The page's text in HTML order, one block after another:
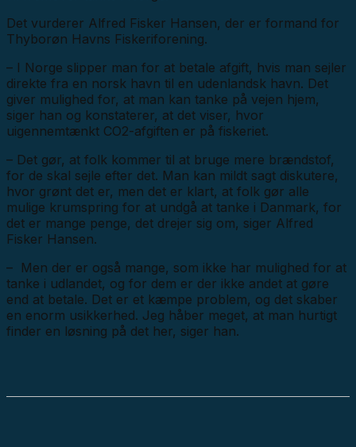
Det vurderer Alfred Fisker Hansen, der er formand for
Thyborøn Havns Fiskeriforening.
– I Norge slipper man for at betale afgift, hvis man sejler
direkte fra en norsk havn til en udenlandsk havn. Det
giver mulighed for, at man kan tanke på vejen hjem,
siger han og konstaterer, at det viser, hvor
uigennemtænkt CO2-afgiften er på fiskeriet.
– Det gør, at folk kommer til at bruge mere brændstof,
for de skal sejle efter det. Man kan mildt sagt diskutere,
hvor grønt det er, men det er klart, at folk gør alle
mulige krumspring for at undgå at tanke i Danmark, for
det er mange penge, det drejer sig om, siger Alfred
Fisker Hansen.
– Men der er også mange, som ikke har mulighed for at
tanke i udlandet, og for dem er der ikke andet at gøre
end at betale. Det er et kæmpe problem, og det skaber
en enorm usikkerhed. Jeg håber meget, at man hurtigt
finder en løsning på det her, siger han.